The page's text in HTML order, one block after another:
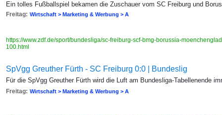
Ein tolles Fußballspiel bekamen die Zuschauer vom SC Freiburg und
Freitag: Wirtschaft > Marketing & Werbung > A
https://www.zdf.de/sport/bundesliga/sc-freiburg-scf-bmg-borussia-
100.html
SpVgg Greuther Fürth - SC Freiburg 0:0 | Bundeslig
Für die SpVgg Greuther Fürth wird die Luft am Bundesliga-Tabellenende
Freitag: Wirtschaft > Marketing & Werbung > A